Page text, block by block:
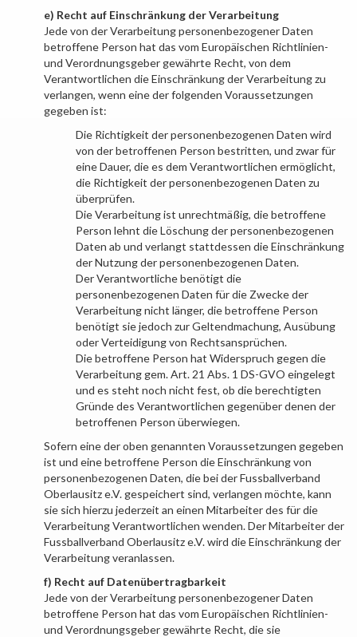
e) Recht auf Einschränkung der Verarbeitung
Jede von der Verarbeitung personenbezogener Daten
betroffene Person hat das vom Europäischen Richtlinien-
und Verordnungsgeber gewährte Recht, von dem
Verantwortlichen die Einschränkung der Verarbeitung zu
verlangen, wenn eine der folgenden Voraussetzungen
gegeben ist:
Die Richtigkeit der personenbezogenen Daten wird
von der betroffenen Person bestritten, und zwar für
eine Dauer, die es dem Verantwortlichen ermöglicht,
die Richtigkeit der personenbezogenen Daten zu
überprüfen.
Die Verarbeitung ist unrechtmäßig, die betroffene
Person lehnt die Löschung der personenbezogenen
Daten ab und verlangt stattdessen die Einschränkung
der Nutzung der personenbezogenen Daten.
Der Verantwortliche benötigt die
personenbezogenen Daten für die Zwecke der
Verarbeitung nicht länger, die betroffene Person
benötigt sie jedoch zur Geltendmachung, Ausübung
oder Verteidigung von Rechtsansprüchen.
Die betroffene Person hat Widerspruch gegen die
Verarbeitung gem. Art. 21 Abs. 1 DS-GVO eingelegt
und es steht noch nicht fest, ob die berechtigten
Gründe des Verantwortlichen gegenüber denen der
betroffenen Person überwiegen.
Sofern eine der oben genannten Voraussetzungen gegeben
ist und eine betroffene Person die Einschränkung von
personenbezogenen Daten, die bei derFussballverband
Oberlausitz e.V. gespeichert sind, verlangen möchte, kann
sie sich hierzu jederzeit an einen Mitarbeiter des für die
Verarbeitung Verantwortlichen wenden. Der Mitarbeiter der
Fussballverband Oberlausitz e.V.wird die Einschränkung der
Verarbeitung veranlassen.
f) Recht auf Datenübertragbarkeit
Jede von der Verarbeitung personenbezogener Daten
betroffene Person hat das vom Europäischen Richtlinien-
und Verordnungsgeber gewährte Recht, die sie